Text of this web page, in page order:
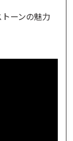
ーンの魅力